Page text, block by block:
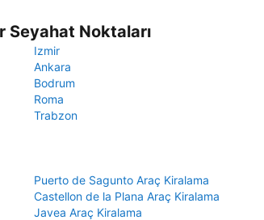
Seyahat Noktaları
Izmir
Ankara
Bodrum
Roma
Trabzon
Puerto de Sagunto Araç Kiralama
Castellon de la Plana Araç Kiralama
Javea Araç Kiralama